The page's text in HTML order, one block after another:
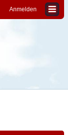
Anmelden